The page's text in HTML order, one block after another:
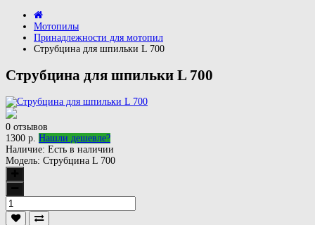
Мотопилы
Принадлежности для мотопил
Струбцина для шпильки L 700
Струбцина для шпильки L 700
0 отзывов
1300 р. Нашли дешевле?
Наличие: Есть в наличии
Модель: Струбцина L 700